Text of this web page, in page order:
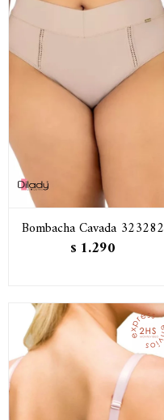
Bombacha Cavada 323282
$ 1.290